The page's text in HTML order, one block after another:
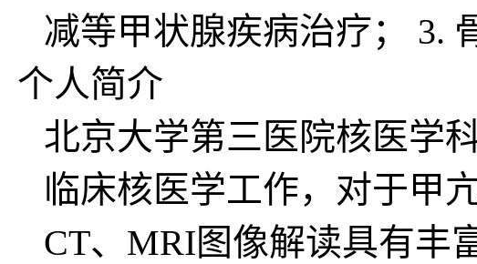
减等甲状腺疾病治疗； 3.
个人简介
北京大学第三医院核医学
临床核医学工作，对于甲
CT、MRI图像解读具有丰